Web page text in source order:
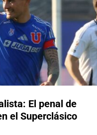
El penal de
el Superclásico